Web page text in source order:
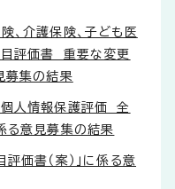
、介護保険、子ども医
評価書 重要な変更
募集の結果
人情報保護評価 全
る意見募集の結果
価書（案）」に係る意